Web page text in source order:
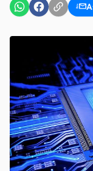
Confirmo que
Uso e Política